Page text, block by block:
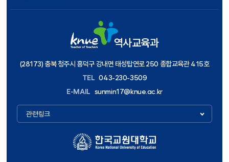
역사교육과
(28173) 충북 청주시 흥덕구 강내면 태성탑연로 250 종합교육관 415호
TEL 043-230-3509
E-MAIL sunmin17@knue.ac.kr
관련링크